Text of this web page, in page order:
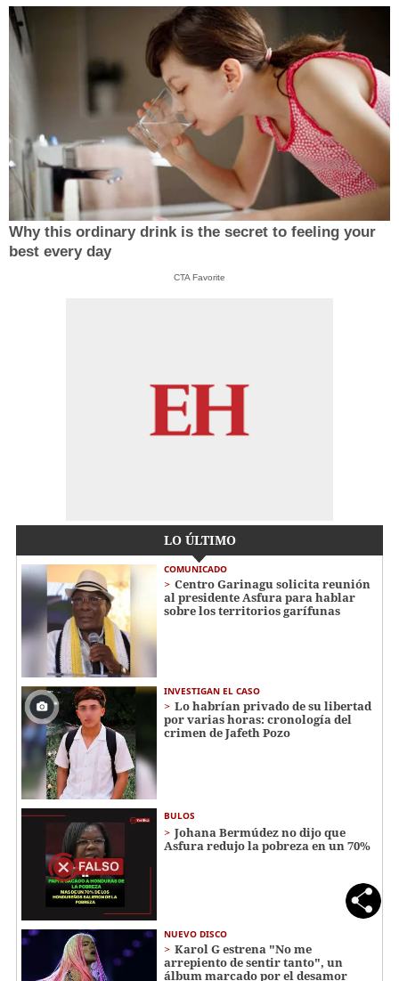
Why this ordinary drink is the secret to feeling your
best every day
CTA Favorite
LO ÚLTIMO
COMUNICADO
Centro Garinagu solicita reunión
al presidente Asfura para hablar
sobre los territorios garífunas
INVESTIGAN EL CASO
Lo habrían privado de su libertad
por varias horas: cronología del
crimen de Jafeth Pozo
BULOS
Johana Bermúdez no dijo que
Asfura redujo la pobreza en un 70%
NUEVO DISCO
Karol G estrena "No me
arrepiento de sentir tanto", un
álbum marcado por el desamor